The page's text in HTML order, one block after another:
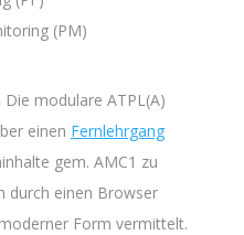
(PM)
Die modulare ATPL(A)
einen Fernlehrgang
gem. AMC1 zu
durch einen Browser
Form vermittelt.